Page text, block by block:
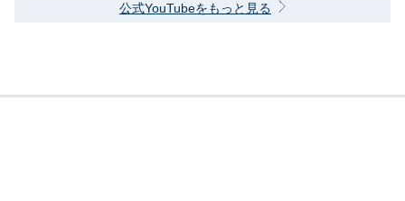
公式YouTubeをもっと見る